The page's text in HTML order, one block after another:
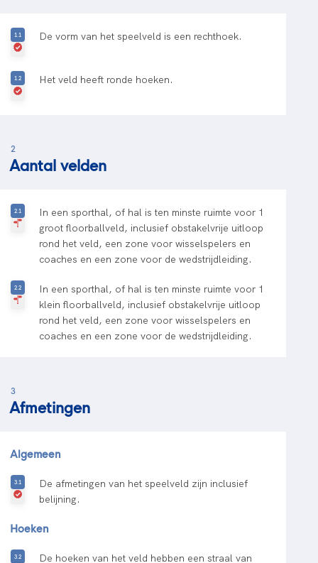
De vorm van het speelveld is een rechthoek.
Het veld heeft ronde hoeken.
2
Aantal velden
In een sporthal, of hal is ten minste ruimte voor 1
groot floorballveld, inclusief obstakelvrije uitloop
rond het veld, een zone voor wisselspelers en
coaches en een zone voor de wedstrijdleiding.
In een sporthal, of hal is ten minste ruimte voor 1
klein floorballveld, inclusief obstakelvrije uitloop
rond het veld, een zone voor wisselspelers en
coaches en een zone voor de wedstrijdleiding.
3
Afmetingen
Algemeen
De afmetingen van het speelveld zijn inclusief
belijning.
Hoeken
De hoeken van het veld hebben een straal van